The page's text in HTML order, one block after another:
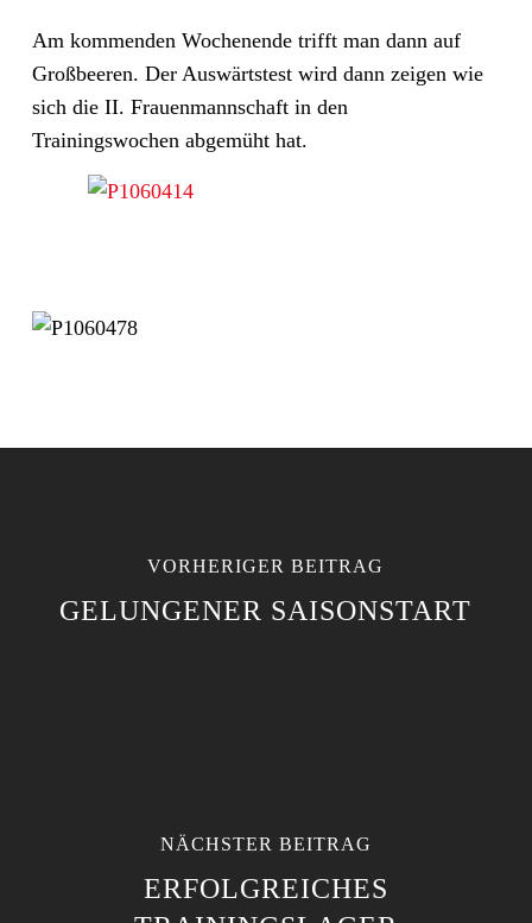
Am kommenden Wochenende trifft man dann auf
Großbeeren. Der Auswärtstest wird dann zeigen wie
sich die II. Frauenmannschaft in den
Trainingswochen abgemüht hat.
VORHERIGER BEITRAG
GELUNGENER SAISONSTART
NÄCHSTER BEITRAG
ERFOLGREICHES